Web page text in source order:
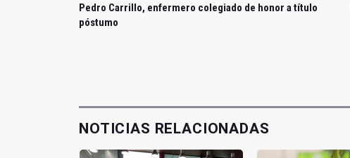
Pedro Carrillo, enfermero colegiado de honor a título
póstumo
NOTICIAS RELACIONADAS